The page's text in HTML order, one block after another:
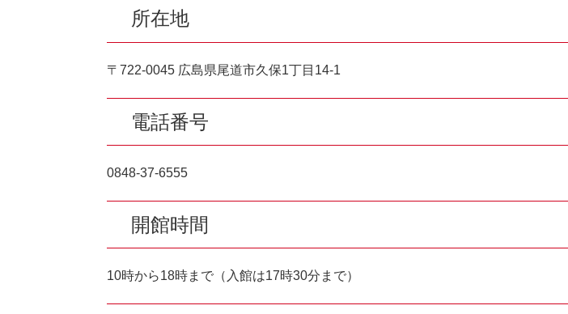
所在地
​〒722-0045 広島県尾道市久保1丁目14-1
電話番号
0848-37-6555
開館時間
10時から18時まで（入館は17時30分まで）